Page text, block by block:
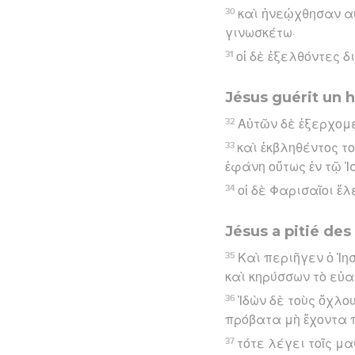
30 καὶ ἠνεῴχθησαν
γινωσκέτω·
31 οἱ δὲ ἐξελθόντες
Jésus guérit un
32 Αὐτῶν δὲ
33 καὶ ἐκβληθέντος
ἐφάνη οὕτως ἐν τῷ
34 οἱ δὲ Φαρισαῖοι
Jésus a pitié
35 Καὶ περιῆγεν ὁ
καὶ κηρύσσων τὸ
36 Ἰδὼν δὲ τοὺς
πρόβατα μὴ ἔχοντα
37 τότε λέγει τοῖς